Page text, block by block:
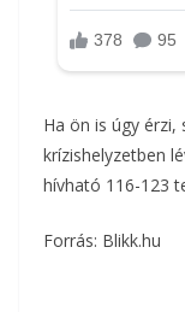
Ha ön is úgy érzi,
krízishelyzetben
hívható 116-123
Forrás: Blikk.hu